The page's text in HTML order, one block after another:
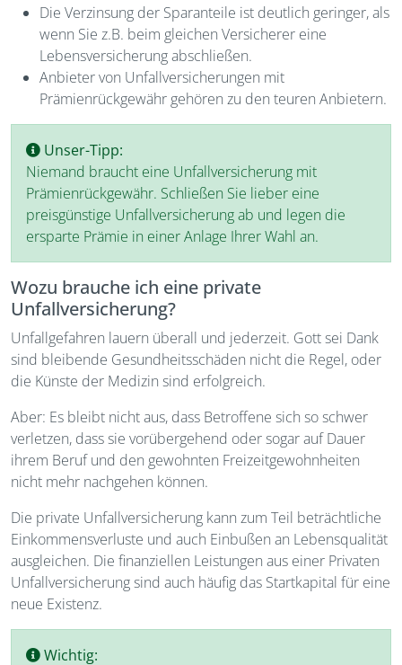
Die Verzinsung der Sparanteile ist deutlich geringer, als
wenn Sie z.B. beim gleichen Versicherer eine
Lebensversicherung abschließen.
Anbieter von Unfallversicherungen mit
Prämienrückgewähr gehören zu den teuren Anbietern.
Unser-Tipp:
Niemand braucht eine Unfallversicherung mit
Prämienrückgewähr. Schließen Sie lieber eine
preisgünstige Unfallversicherung ab und legen die
ersparte Prämie in einer Anlage Ihrer Wahl an.
Wozu brauche ich eine private
Unfallversicherung?
Unfallgefahren lauern überall und jederzeit. Gott sei Dank
sind bleibende Gesundheitsschäden nicht die Regel, oder
die Künste der Medizin sind erfolgreich.
Aber: Es bleibt nicht aus, dass Betroffene sich so schwer
verletzen, dass sie vorübergehend oder sogar auf Dauer
ihrem Beruf und den gewohnten Freizeitgewohnheiten
nicht mehr nachgehen können.
Die private Unfallversicherung kann zum Teil beträchtliche
Einkommensverluste und auch Einbußen an Lebensqualität
ausgleichen. Die finanziellen Leistungen aus einer Privaten
Unfallversicherung sind auch häufig das Startkapital für eine
neue Existenz.
Wichtig: